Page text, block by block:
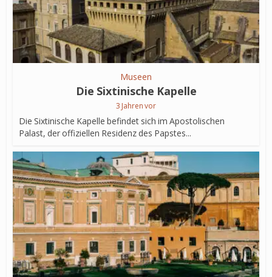
Museen
Die Sixtinische Kapelle
3 Jahren vor
Die Sixtinische Kapelle befindet sich im Apostolischen
Palast, der offiziellen Residenz des Papstes...